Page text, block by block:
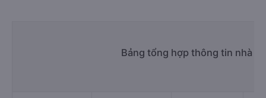
Bảng tổng hợp thông tin nhà